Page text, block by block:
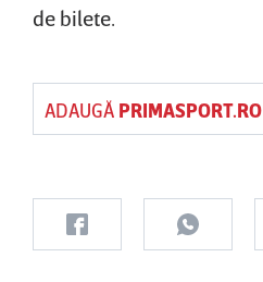
de bilete.
ADAUGĂ PRIMASPORT.RO